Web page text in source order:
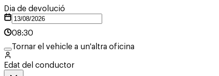
Dia de devolució
08:30
Tornar el vehicle a un'altra oficina
Edat del conductor